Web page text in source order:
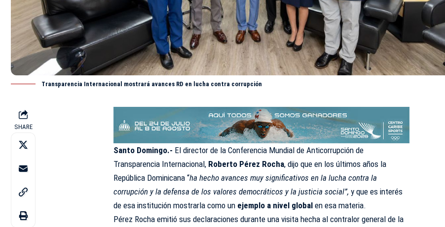
Transparencia Internacional mostrará avances RD en lucha contra corrupción
SHARE
Santo Domingo.- El director de la Conferencia Mundial de Anticorrupción de
Transparencia Internacional, Roberto Pérez Rocha, dijo que en los últimos años la
República Dominicana “ha hecho avances muy significativos en la lucha contra la
corrupción y la defensa de los valores democráticos y la justicia social”, y que es interés
de esa institución mostrarla como un ejemplo a nivel global en esa materia.
Pérez Rocha emitió sus declaraciones durante una visita hecha al contralor general de la